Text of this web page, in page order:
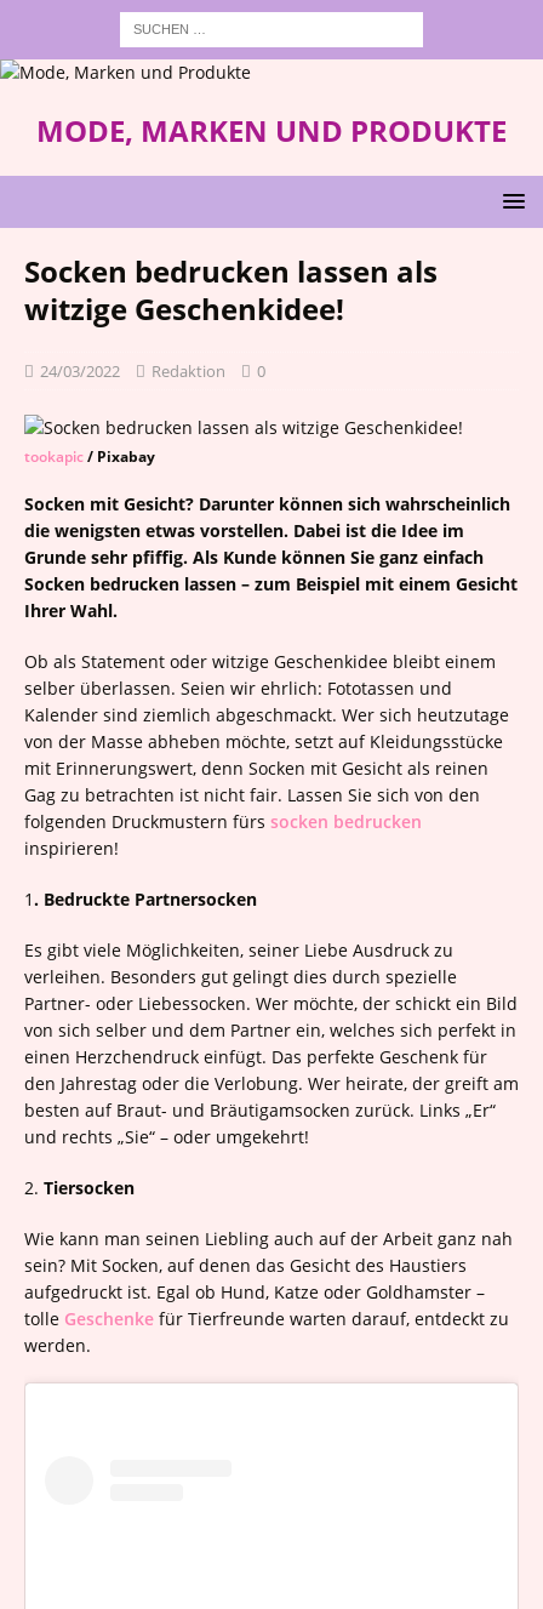
MODE, MARKEN UND PRODUKTE
Socken bedrucken lassen als
witzige Geschenkidee!
24/03/2022 Redaktion 0
tookapic/ Pixabay
Socken mit Gesicht? Darunter können sich wahrscheinlich
die wenigsten etwas vorstellen. Dabei ist die Idee im
Grunde sehr pfiffig. Als Kunde können Sie ganz einfach
Socken bedrucken lassen – zum Beispiel mit einem Gesicht
Ihrer Wahl.
Ob als Statement oder witzige Geschenkidee bleibt einem
selber überlassen. Seien wir ehrlich: Fototassen und
Kalender sind ziemlich abgeschmackt. Wer sich heutzutage
von der Masse abheben möchte, setzt auf Kleidungsstücke
mit Erinnerungswert, denn Socken mit Gesicht als reinen
Gag zu betrachten ist nicht fair. Lassen Sie sich von den
folgenden Druckmustern fürs socken bedrucken
inspirieren!
1. Bedruckte Partnersocken
Es gibt viele Möglichkeiten, seiner Liebe Ausdruck zu
verleihen. Besonders gut gelingt dies durch spezielle
Partner- oder Liebessocken. Wer möchte, der schickt ein Bild
von sich selber und dem Partner ein, welches sich perfekt in
einen Herzchendruck einfügt. Das perfekte Geschenk für
den Jahrestag oder die Verlobung. Wer heirate, der greift am
besten auf Braut- und Bräutigamsocken zurück. Links „Er“
und rechts „Sie“ – oder umgekehrt!
2. Tiersocken
Wie kann man seinen Liebling auch auf der Arbeit ganz nah
sein? Mit Socken, auf denen das Gesicht des Haustiers
aufgedruckt ist. Egal ob Hund, Katze oder Goldhamster –
tolle Geschenke für Tierfreunde warten darauf, entdeckt zu
werden.